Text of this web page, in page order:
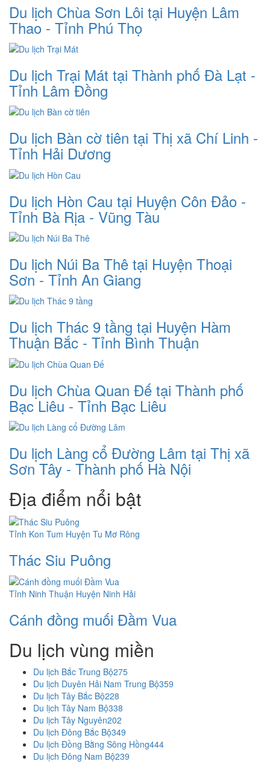
Du lịch Chùa Sơn Lôi tại Huyện Lâm
Thao - Tỉnh Phú Thọ
Du lịch Trại Mát tại Thành phố Đà Lạt -
Tỉnh Lâm Đồng
Du lịch Bàn cờ tiên tại Thị xã Chí Linh -
Tỉnh Hải Dương
Du lịch Hòn Cau tại Huyện Côn Đảo -
Tỉnh Bà Rịa - Vũng Tàu
Du lịch Núi Ba Thê tại Huyện Thoại
Sơn - Tỉnh An Giang
Du lịch Thác 9 tầng tại Huyện Hàm
Thuận Bắc - Tỉnh Bình Thuận
Du lịch Chùa Quan Đế tại Thành phố
Bạc Liêu - Tỉnh Bạc Liêu
Du lịch Làng cổ Đường Lâm tại Thị xã
Sơn Tây - Thành phố Hà Nội
Địa điểm nổi bật
Tỉnh Kon Tum Huyện Tu Mơ Rông
Thác Siu Puông
Tỉnh Ninh Thuận Huyện Ninh Hải
Cánh đồng muối Đầm Vua
Du lịch vùng miền
Du lịch Bắc Trung Bộ275
Du lịch Duyên Hải Nam Trung Bộ359
Du lịch Tây Bắc Bộ228
Du lịch Tây Nam Bộ338
Du lịch Tây Nguyên202
Du lịch Đông Bắc Bộ349
Du lịch Đồng Bằng Sông Hồng444
Du lịch Đông Nam Bộ239